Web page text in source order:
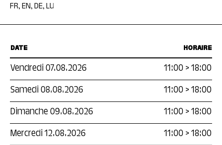
DATE HORAIRE
Vendredi 07.08.2026 11:00 >18:00
Samedi 08.08.2026
11:00 >18:00
Dimanche 09.08.2026
11:00 >18:00
Mercredi 12.08.2026
11:00 >18:00
FR, EN, DE, LU